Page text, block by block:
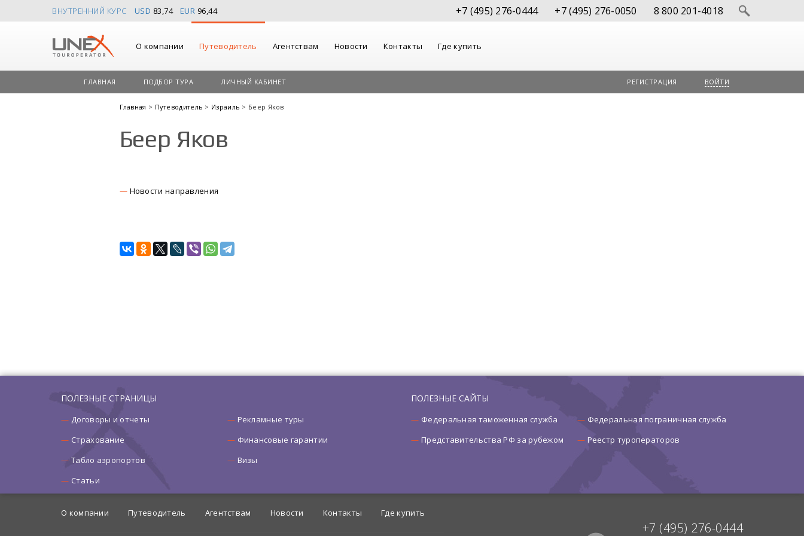
ВНУТРЕННИЙ КУРС USD 83,74 EUR 96,44 +7 (495) 276-0444 +7 (495) 276-0050 8 800 201-4018
О компании Путеводитель Агентствам Новости Контакты Где купить
ГЛАВНАЯ ПОДБОР ТУРА ЛИЧНЫЙ КАБИНЕТ РЕГИСТРАЦИЯ ВОЙТИ
Главная > Путеводитель > Израиль > Беер Яков
Беер Яков
Новости направления
ПОЛЕЗНЫЕ СТРАНИЦЫ
Договоры и отчеты
Рекламные туры
Страхование
Финансовые гарантии
Табло аэропортов
Визы
Статьи
ПОЛЕЗНЫЕ САЙТЫ
Федеральная таможенная служба
Федеральная пограничная служба
Представительства РФ за рубежом
Реестр туроператоров
+7 (495) 276-0444
О компании Путеводитель Агентствам Новости Контакты Где купить